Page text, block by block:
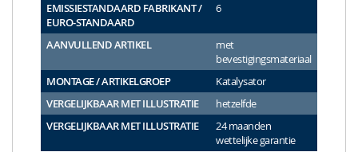
EMISSIESTANDAARD FABRIKANT /
EURO-STANDAARD
6
AANVULLEND ARTIKEL
met
bevestigingsmateriaal
MONTAGE / ARTIKELGROEP
Katalysator
VERGELIJKBAAR MET ILLUSTRATIE
hetzelfde
VERGELIJKBAAR MET ILLUSTRATIE
24 maanden
wettelijke garantie